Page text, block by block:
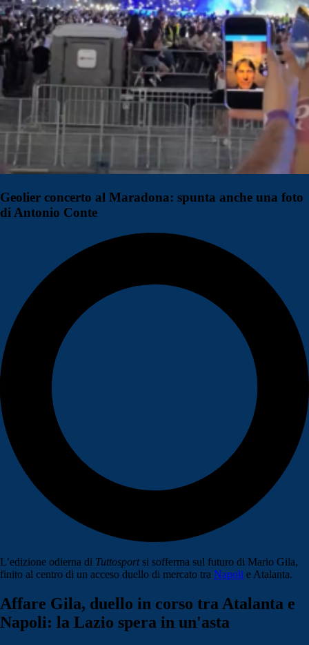
Geolier concerto al Maradona: spunta anche una foto
di Antonio Conte
L’edizione odierna di Tuttosportsi sofferma sul futuro di Mario Gila,
finito al centro di un acceso duello di mercato tra Napoli e Atalanta.
Affare Gila, duello in corso tra Atalanta e
Napoli: la Lazio spera in un'asta